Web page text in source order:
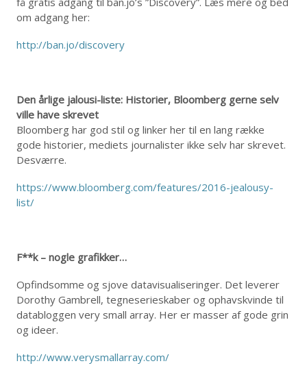
om adgang her:
http://ban.jo/discovery
Den årlige jalousi-liste: Historier, Bloomberg gerne selv
ville have skrevet
Bloomberg har god stil og linker her til en lang række
gode historier, mediets journalister ikke selv har skrevet.
Desværre.
https://www.bloomberg.com/features/2016-jealousy-
list/
F**k – nogle grafikker…
Opfindsomme og sjove datavisualiseringer. Det leverer
Dorothy Gambrell, tegneserieskaber og ophavskvinde til
databloggen very small array. Her er masser af gode grin
og ideer.
http://www.verysmallarray.com/